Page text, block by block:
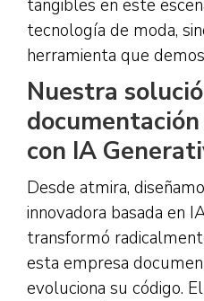
tangibles en este
tecnología de moda,
herramienta que
Nuestra
con IA
Desde atmira,
innovadora basada en
transformó
esta empresa
evoluciona su código.